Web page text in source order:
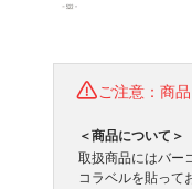
ご注意：商
＜商品について＞
取扱商品にはバー
コラベルを貼って